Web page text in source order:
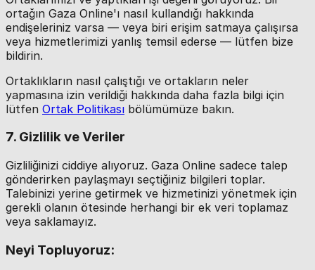
ortağın Gaza Online'ı nasıl kullandığı hakkında
endişeleriniz varsa — veya biri erişim satmaya çalışırsa
veya hizmetlerimizi yanlış temsil ederse — lütfen bize
bildirin.
Ortaklıkların nasıl çalıştığı ve ortakların neler
yapmasına izin verildiği hakkında daha fazla bilgi için
lütfen Ortak Politikası bölümümüze bakın.
7. Gizlilik ve Veriler
Gizliliğinizi ciddiye alıyoruz. Gaza Online sadece talep
gönderirken paylaşmayı seçtiğiniz bilgileri toplar.
Talebinizi yerine getirmek ve hizmetinizi yönetmek için
gerekli olanın ötesinde herhangi bir ek veri toplamaz
veya saklamayız.
Neyi Topluyoruz: